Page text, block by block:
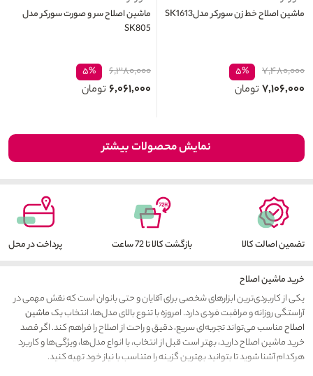
ماشین اصلاح خط زن سورکر مدلSK1613
۷,۴۸۰,۰۰۰ ۵%
۷,۱۰۶,۰۰۰ تومان
ماشین اصلاح سر و صورت سورکر مدل
SK805
۶,۳۸۰,۰۰۰ ۵%
۶,۰۶۱,۰۰۰ تومان
نمایش محصولات بیشتر
تضمین اصالت کالا بازگشت کالا تا 72 ساعت پرداخت در محل
خرید ماشین اصلاح
یکی از کاربردی‌ترین ابزارهای شخصی برای آقایان و حتی بانوان است که نقش مهمی در
آراستگی روزانه و مراقبت فردی دارد. امروزه با تنوع بالای مدل‌ها، انتخاب یکماشین
اصلاحمناسب می‌تواند تجربه‌ای سریع، دقیق و راحت از اصلاح را فراهم کند. اگر قصد
خرید ماشین اصلاح دارید، بهتر است قبل از انتخاب، با انواع مدل‌ها، ویژگی‌ها و کاربرد
هرکدام آشنا شوید تا بتوانید بهترین گزینه را متناسب با نیاز خود تهیه کنید.